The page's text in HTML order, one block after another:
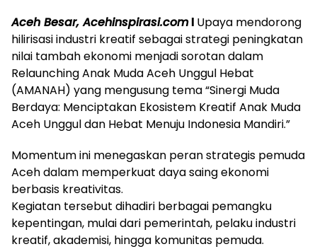
Aceh Besar, Acehinspirasi.coml Upaya mendorong
hilirisasi industri kreatif sebagai strategi peningkatan
nilai tambah ekonomi menjadi sorotan dalam
Relaunching Anak Muda Aceh Unggul Hebat
(AMANAH) yang mengusung tema “Sinergi Muda
Berdaya: Menciptakan Ekosistem Kreatif Anak Muda
Aceh Unggul dan Hebat Menuju Indonesia Mandiri.”
Momentum ini menegaskan peran strategis pemuda
Aceh dalam memperkuat daya saing ekonomi
berbasis kreativitas.
Kegiatan tersebut dihadiri berbagai pemangku
kepentingan, mulai dari pemerintah, pelaku industri
kreatif, akademisi, hingga komunitas pemuda.